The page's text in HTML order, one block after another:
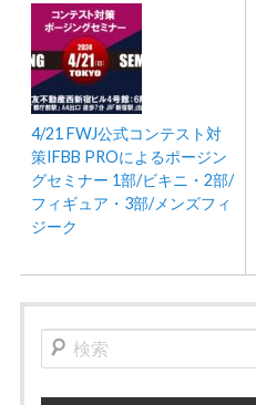
4/21 FWJ公式コンテスト対
策IFBB PROによるポージン
グセミナー 1部/ビキニ・2部/
フィギュア・3部/メンズフィ
ジーク
検
索